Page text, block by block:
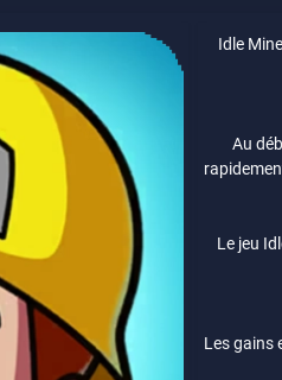
Idle
Au
Le jeu
Les gains